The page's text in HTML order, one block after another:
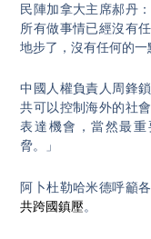
民陣加拿大主席郝丹
所有做事情已經沒有
地步了，沒有任何的一
中國人權負責人周鋒
共可以控制海外的社
表達機會，當然最
脅。」
阿卜杜勒哈米德呼籲
共跨國鎮壓。